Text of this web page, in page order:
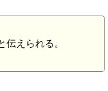
伝えられる。